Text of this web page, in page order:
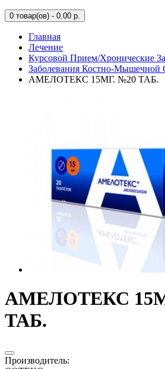
0 товар(ов) - 0.00 р.
Главная
Лечение
Курсовой Прием/Хронические
Заболевания Костно-Мышечной
АМЕЛОТЕКС 15МГ. №20 ТАБ.
АМЕЛОТЕКС
ТАБ.
Производитель: